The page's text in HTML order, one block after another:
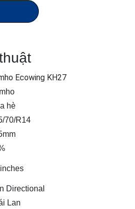
Ecowing KH27
hè
70/R14
Directional
Lan